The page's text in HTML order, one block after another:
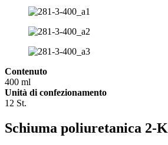
Contenuto
400 ml
Unità di confezionamento
12 St.
Schiuma poliuretanica 2-K